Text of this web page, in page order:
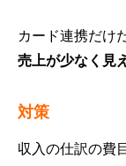
カード連携だけ
売上が少なく見
対策
収入の仕訳の費